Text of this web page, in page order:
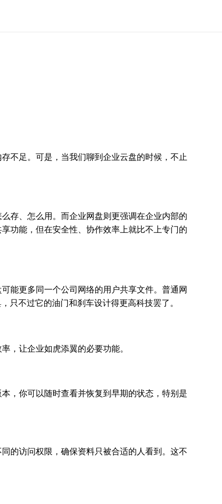
不足。可是，当我们聊到企业云盘的时候，不止
存、怎么用。而企业网盘则更强调在企业内部的
功能，但在安全性、协作效率上就比不上专门的
能更多同一个公司网络的用户共享文件。普通网
只不过它的油门和刹车设计得更高科技罢了。
，让企业如虎添翼的必要功能。
，你可以随时查看并恢复到早期的状态，特别是
的访问权限，确保资料只被合适的人看到。这不